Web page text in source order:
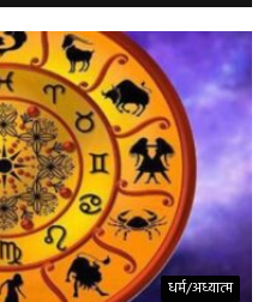
धर्म/अध्यात्म